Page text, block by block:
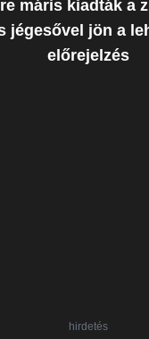
máris kiadták a
jégesővel jön a
előrejelzés
hirdetés